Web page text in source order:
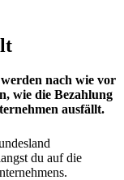
nach wie vor
wie die Bezahlung
ausfällt.
du auf die